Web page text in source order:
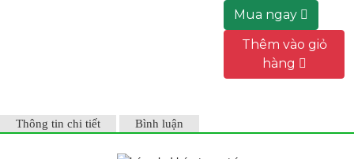
Chip led: SMD
2835, 5730,
5050, 5054
Công suất:
Mua ngay
Thêm vào giỏ
hàng
Thông tin chi tiết Bình luận